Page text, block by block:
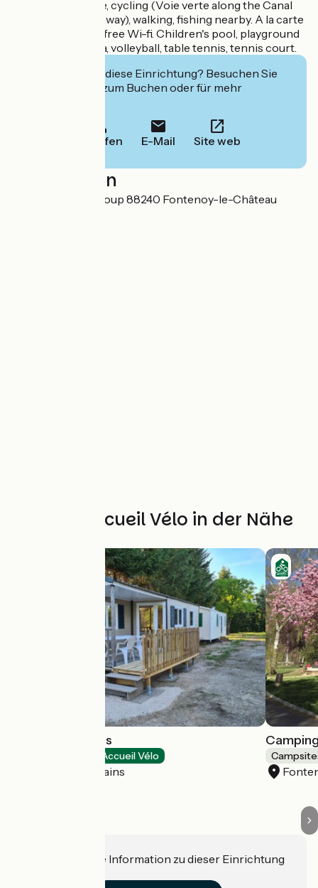
from the campsite, cycling (Voie verte along the Canal
des Vosges 2 km away), walking, fishing nearby. A la carte
evening catering, free Wi-fi. Children's pool, playground
and petanque area, volleyball, table tennis, tennis court.
Interessiert Sie diese Einrichtung? Besuchen Sie
deren Website zum Buchen oder für mehr
Anrufen E-Mail Site web
Localisation
11 route de Saint Loup 88240 Fontenoy-le-Château
Weitere Accueil Vélo in der Nähe
Camping les pins
Accueil Vélo
La Vôge-les-Bains
Haben Sie eine Information zu dieser Einrichtung